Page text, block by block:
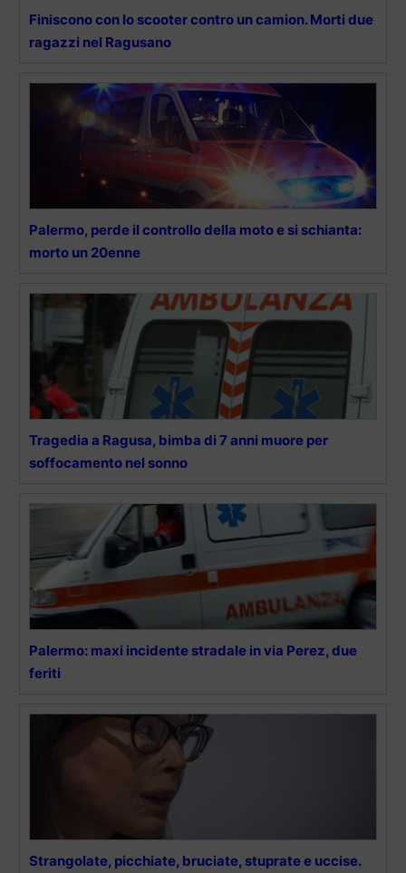
Finiscono con lo scooter contro un camion. Morti due
ragazzi nel Ragusano
Palermo, perde il controllo della moto e si schianta:
morto un 20enne
Tragedia a Ragusa, bimba di 7 anni muore per
soffocamento nel sonno
Palermo: maxi incidente stradale in via Perez, due
feriti
Strangolate, picchiate, bruciate, stuprate e uccise.